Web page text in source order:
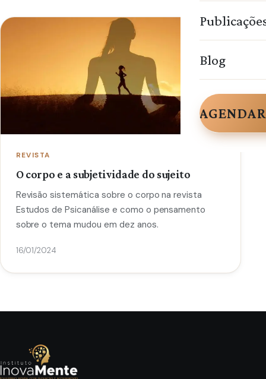
Blog
REVISTA
O corpo e a subjetividade do sujeito
Revisão sistemática sobre o corpo na revista
Estudos de Psicanálise e como o pensamento
sobre o tema mudou em dez anos.
16/01/2024